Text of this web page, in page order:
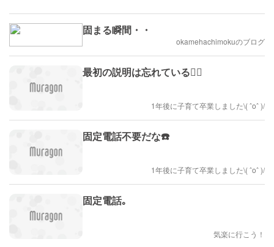
固まる瞬間・・
okamehachimokuのブログ
最初の説明は忘れている🤦‍♀️
1年後に子育て卒業しました\( ˆoˆ )/
固定電話不要だな☎️
1年後に子育て卒業しました\( ˆoˆ )/
固定電話｡
気楽に行こう！